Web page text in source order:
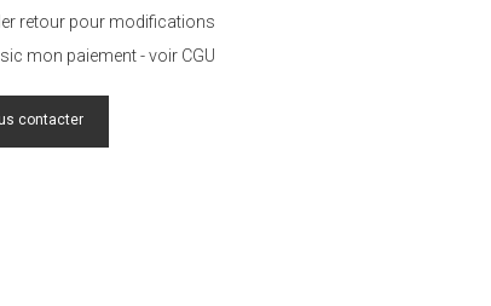
retour pour modifications
mon paiement - voir CGU
contacter